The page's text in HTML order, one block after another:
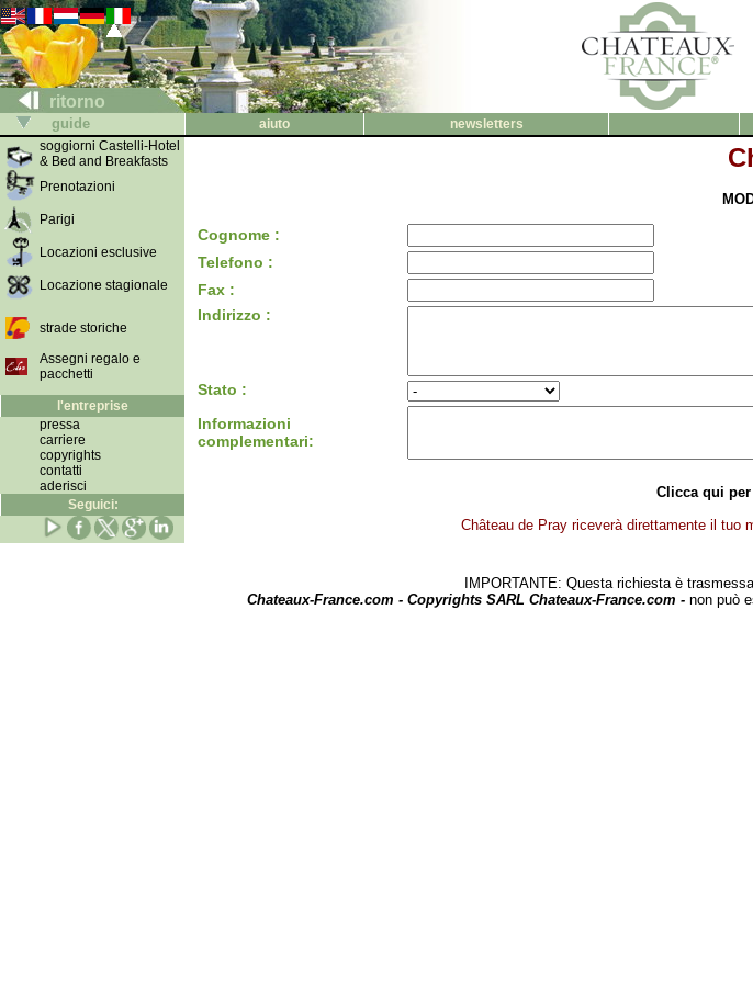
ritorno
guide aiuto newsletters
soggiorni Castelli-Hotel
& Bed and Breakfasts
Prenotazioni
Parigi
Locazioni esclusive
Locazione stagionale
strade storiche
Assegni regalo e
pacchetti
l'entreprise
pressa
carriere
copyrights
contatti
aderisci
Seguici:
Cognome :
Telefono :
Fax :
Indirizzo :
Stato :
Informazioni
complementari:
Clicca qui
Château de Pray riceverà direttamente il tuo
IMPORTANTE: Questa richiesta è
Chateaux-France.com - Copyrights SARL Chateaux-France.com - non può